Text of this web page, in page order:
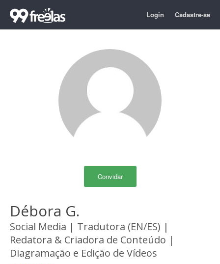
Login Cadastre-se
Convidar
Débora G.
Social Media | Tradutora (EN/ES) |
Redatora & Criadora de Conteúdo |
Diagramação e Edição de Vídeos